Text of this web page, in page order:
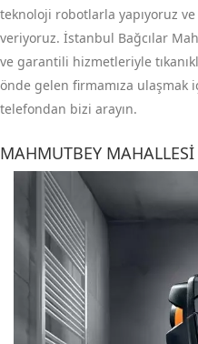
teknoloji robotlarla yapıyoruz
veriyoruz. İstanbul Bağcılar
ve garantili hizmetleriyle
önde gelen firmamıza ulaşmak
telefondan bizi arayın.
MAHMUTBEY